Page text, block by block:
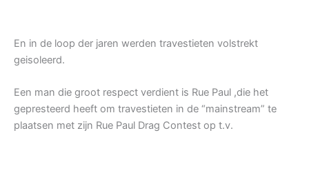
En in de loop der jaren werden travestieten volstrekt
geisoleerd.
Een man die groot respect verdient is Rue Paul ,die het
gepresteerd heeft om travestieten in de “mainstream” te
plaatsen met zijn Rue Paul Drag Contest op t.v.